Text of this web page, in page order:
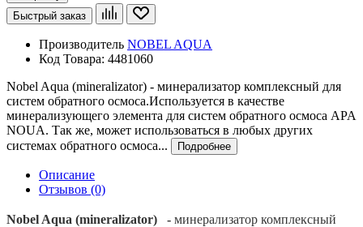
Быстрый заказ
Производитель NOBEL AQUA
Код Товара: 4481060
Nobel Aqua (mineralizator) - минерализатор комплексный для
систем обратного осмоса.Используется в качестве
минерализующего элемента для систем обратного осмоса APA
NOUA. Так же, может использоваться в любых других
системах обратного осмоса...
Подробнее
Описание
Отзывов (0)
Nobel Aqua (mineralizator) - минерализатор комплексный